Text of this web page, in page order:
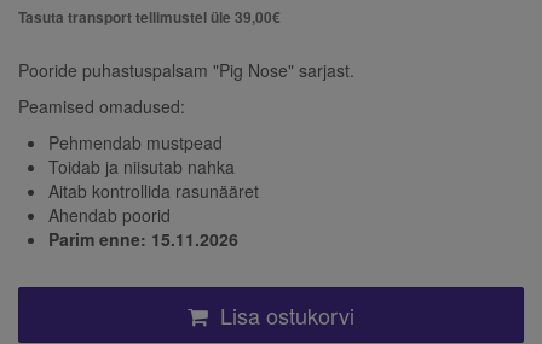
Tasuta transport tellimustel üle 39,00€
Pooride puhastuspalsam "Pig Nose" sarjast.
Peamised omadused:
Pehmendab mustpead
Toidab ja niisutab nahka
Aitab kontrollida rasunääret
Ahendab poorid
Parim enne: 15.11.2026
Lisa ostukorvi